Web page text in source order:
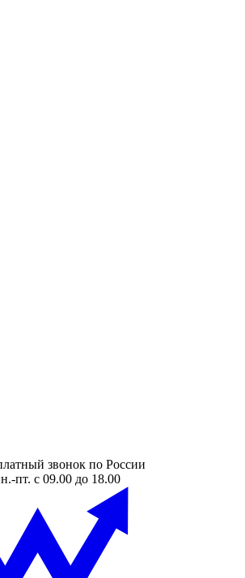
звонок по России
пт. с 09.00 до 18.00